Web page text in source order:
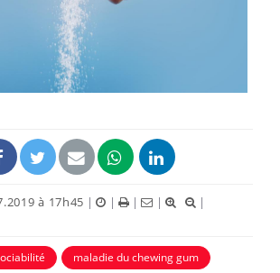
à 17h45 | | | |
|
maladie du chewing gum